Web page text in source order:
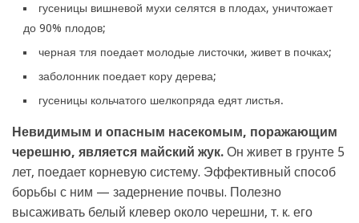
гусеницы вишневой мухи селятся в плодах, уничтожает
до 90% плодов;
черная тля поедает молодые листочки, живет в почках;
заболонник поедает кору дерева;
гусеницы кольчатого шелкопряда едят листья.
Невидимым и опасным насекомым, поражающим
черешню, является майский жук. Он живет в грунте 5
лет, поедает корневую систему. Эффективный способ
борьбы с ним — задернение почвы. Полезно
высаживать белый клевер около черешни, т. к. его